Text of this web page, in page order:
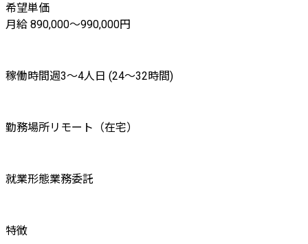
希望単価
月給 890,000〜990,000円
稼働時間週3〜4人日 (24〜32時間)
勤務場所リモート（在宅）
就業形態業務委託
特徴